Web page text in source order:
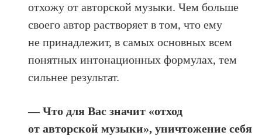
отхожу от авторской музыки. Чем больше
своего автор растворяет в том, что ему
не принадлежит, в самых основных всем
понятных интонационных формулах, тем
сильнее результат.
— Что для Вас значит «отход
от авторской музыки», уничтожение себя